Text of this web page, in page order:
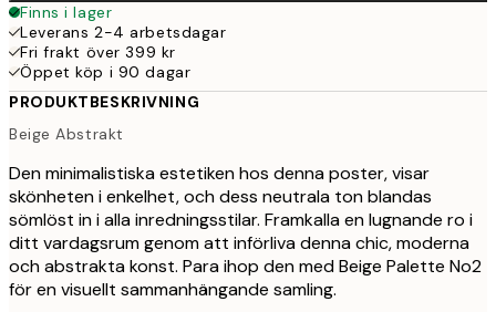
Finns i lager
Leverans 2-4 arbetsdagar
Fri frakt över 399 kr
Öppet köp i 90 dagar
PRODUKTBESKRIVNING
Beige Abstrakt
Den minimalistiska estetiken hos denna poster, visar
skönheten i enkelhet, och dess neutrala ton blandas
sömlöst in i alla inredningsstilar. Framkalla en lugnande ro i
ditt vardagsrum genom att införliva denna chic, moderna
och abstrakta konst. Para ihop den med Beige Palette No2
för en visuellt sammanhängande samling.